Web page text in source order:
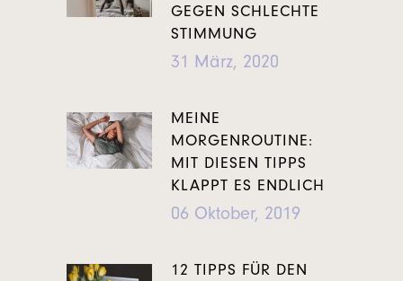
GEGEN SCHLECHTE
STIMMUNG
31 März, 2020
MEINE
MORGENROUTINE:
MIT DIESEN TIPPS
KLAPPT ES ENDLICH
06 Oktober, 2019
12 TIPPS FÜR DEN